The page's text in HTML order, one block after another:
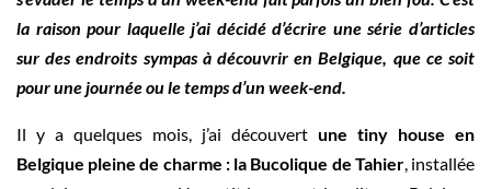
la raison pour laquelle j’ai décidé d’écrire une série d’articles
sur des endroits sympas à découvrir en Belgique, que ce soit
pour une journée ou le temps d’un week-end.
Il y a quelques mois, j’ai découvert une tiny house en
Belgique pleine de charme : la Bucolique de Tahier, installée